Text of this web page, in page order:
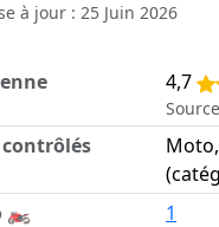
à jour : 25 Juin 2026
4,7
🏍️
1